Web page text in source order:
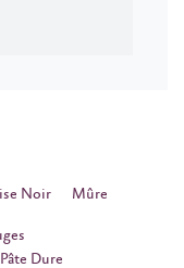
Noir Mûre
Dure